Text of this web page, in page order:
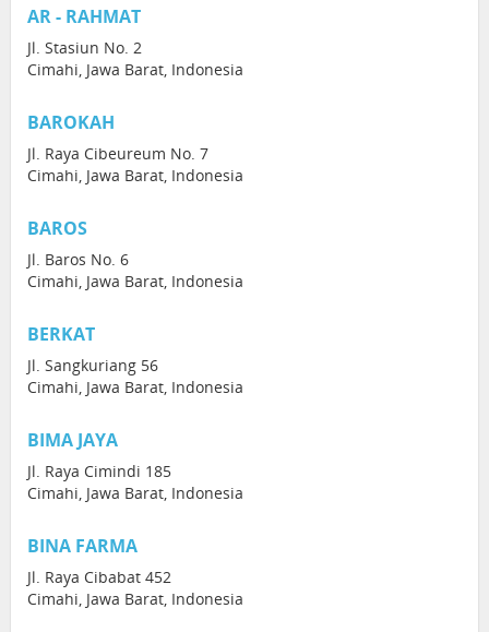
AR - RAHMAT
Jl. Stasiun No. 2
Cimahi, Jawa Barat, Indonesia
BAROKAH
Jl. Raya Cibeureum No. 7
Cimahi, Jawa Barat, Indonesia
BAROS
Jl. Baros No. 6
Cimahi, Jawa Barat, Indonesia
BERKAT
Jl. Sangkuriang 56
Cimahi, Jawa Barat, Indonesia
BIMA JAYA
Jl. Raya Cimindi 185
Cimahi, Jawa Barat, Indonesia
BINA FARMA
Jl. Raya Cibabat 452
Cimahi, Jawa Barat, Indonesia